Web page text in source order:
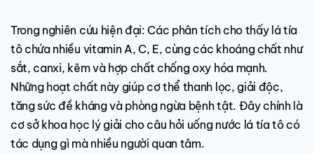
Trong nghiên cứu hiện đại: Các phân tích cho thấy lá tía
tô chứa nhiều vitamin A, C, E, cùng các khoáng chất như
sắt, canxi, kẽm và hợp chất chống oxy hóa mạnh.
Những hoạt chất này giúp cơ thể thanh lọc, giải độc,
tăng sức đề kháng và phòng ngừa bệnh tật. Đây chính là
cơ sở khoa học lý giải cho câu hỏi uống nước lá tía tô có
tác dụng gì mà nhiều người quan tâm.